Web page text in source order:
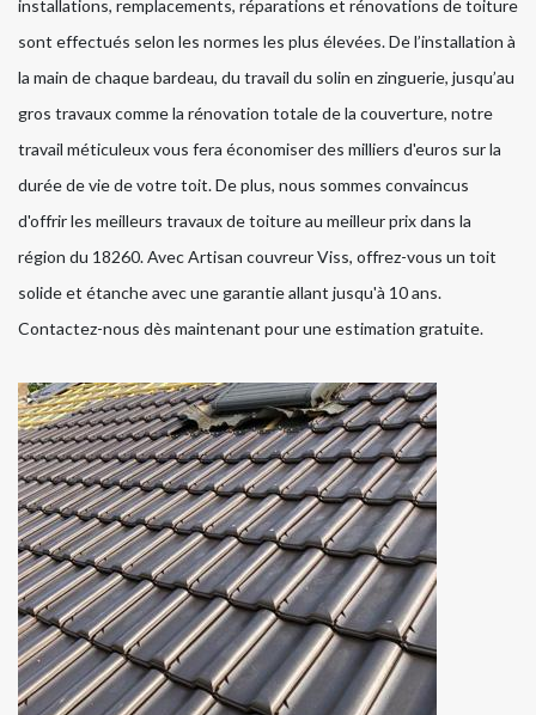
installations, remplacements, réparations et rénovations de toiture
sont effectués selon les normes les plus élevées. De l’installation à
la main de chaque bardeau, du travail du solin en zinguerie, jusqu’au
gros travaux comme la rénovation totale de la couverture, notre
travail méticuleux vous fera économiser des milliers d'euros sur la
durée de vie de votre toit. De plus, nous sommes convaincus
d'offrir les meilleurs travaux de toiture au meilleur prix dans la
région du 18260. Avec Artisan couvreur Viss, offrez-vous un toit
solide et étanche avec une garantie allant jusqu'à 10 ans.
Contactez-nous dès maintenant pour une estimation gratuite.